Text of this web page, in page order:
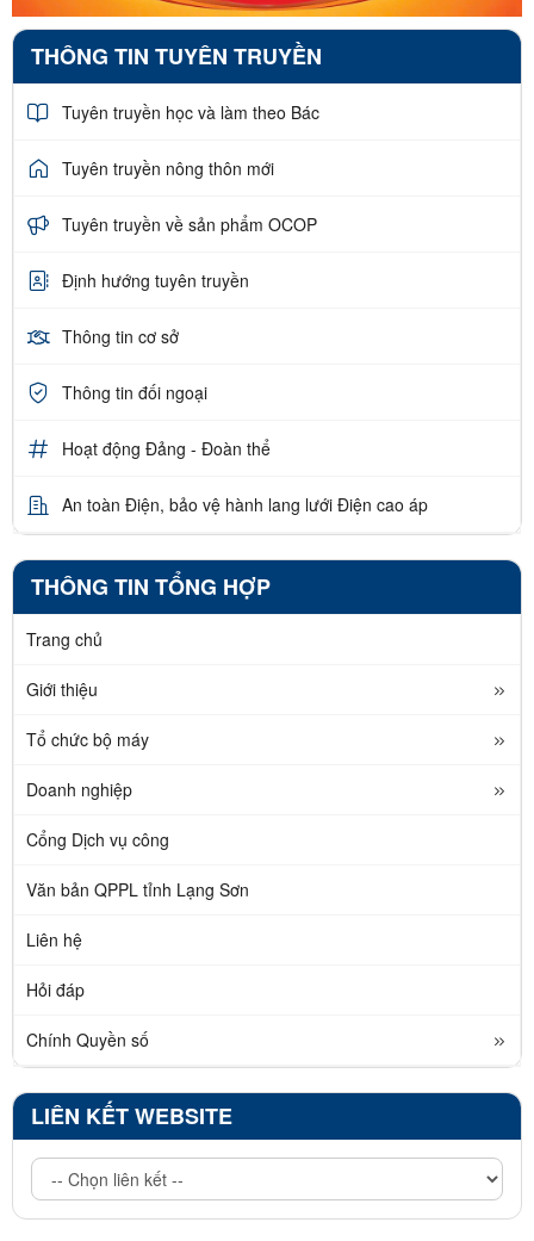
THÔNG TIN TUYÊN TRUYỀN
Tuyên truyền học và làm theo Bác
Tuyên truyền nông thôn mới
Tuyên truyền về sản phẩm OCOP
Định hướng tuyên truyền
Thông tin cơ sở
Thông tin đối ngoại
Hoạt động Đảng - Đoàn thể
An toàn Điện, bảo vệ hành lang lưới Điện cao áp
THÔNG TIN TỔNG HỢP
Trang chủ
Giới thiệu
Tổ chức bộ máy
Doanh nghiệp
Cổng Dịch vụ công
Văn bản QPPL tỉnh Lạng Sơn
Liên hệ
Hỏi đáp
Chính Quyền số
LIÊN KẾT WEBSITE